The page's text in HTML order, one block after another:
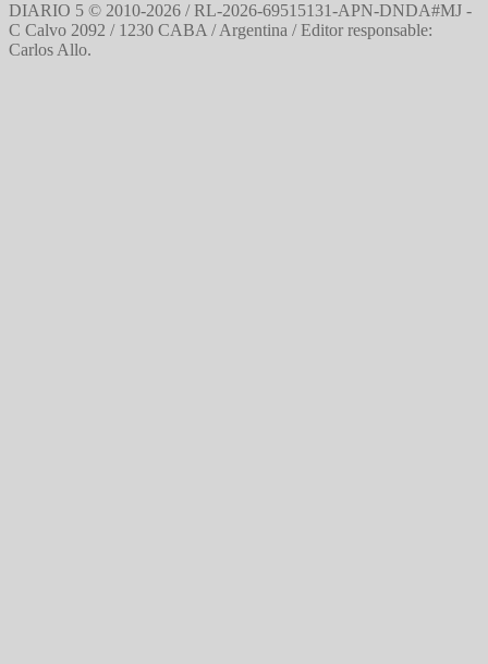
DIARIO 5 © 2010-2026 / RL-2026-69515131-APN-DNDA#MJ -
C Calvo 2092 / 1230 CABA / Argentina / Editor responsable:
Carlos Allo.